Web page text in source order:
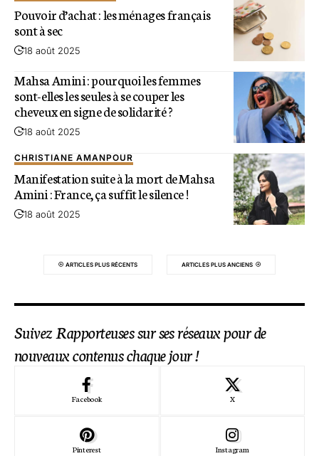
Pouvoir d’achat : les ménages français
sont à sec
18 août 2025
Mahsa Amini : pourquoi les femmes
sont-elles les seules à se couper les
cheveux en signe de solidarité ?
18 août 2025
CHRISTIANE AMANPOUR
Manifestation suite à la mort de Mahsa
Amini : France, ça suffit le silence !
18 août 2025
ARTICLES PLUS RÉCENTS ARTICLES PLUS ANCIENS
Suivez Rapporteuses sur ses réseaux pour de
nouveaux contenus chaque jour !
Facebook X
Pinterest Instagram